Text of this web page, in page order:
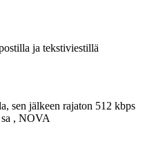
ja tekstiviestillä
sen jälkeen rajaton 512 kbps
, NOVA